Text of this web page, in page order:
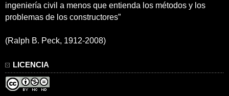
ingeniería civil a menos que entienda los métodos y los
problemas de los constructores”
(Ralph B. Peck, 1912-2008)
LICENCIA